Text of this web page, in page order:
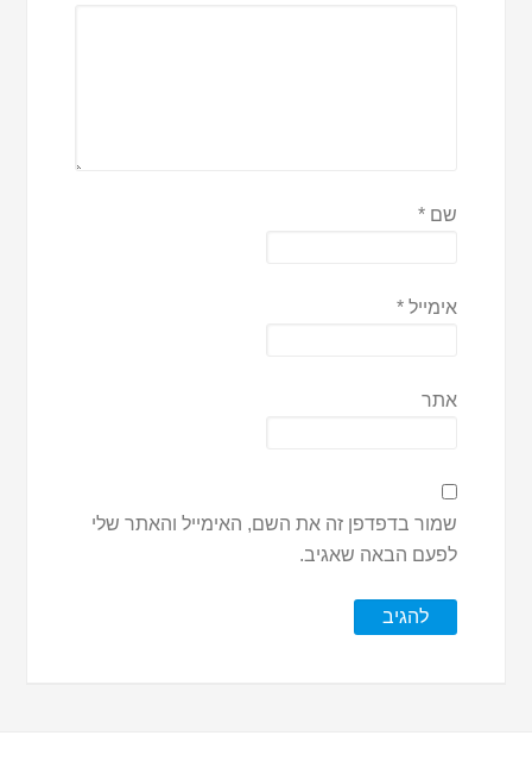
שם*
אימייל*
אתר
שמור בדפדפן זה את השם, האימייל והאתר שלי
לפעם הבאה שאגיב.